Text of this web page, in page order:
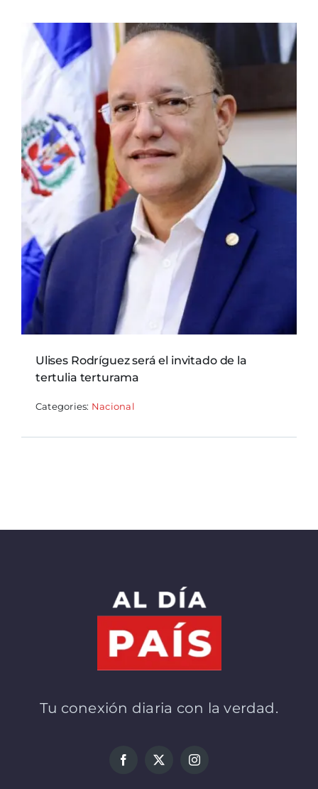
Ulises Rodríguez será el invitado de la
tertulia terturama
Categories: Nacional
Tu conexión diaria con la verdad.